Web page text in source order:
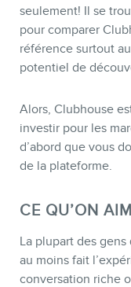
seulement! Il se
pour comparer
référence surtout
potentiel de
Alors, Clubhouse
investir pour les
d’abord que vous
de la plateforme.
CE QU’ON
La plupart des
au moins fait
conversation riche